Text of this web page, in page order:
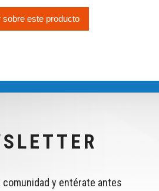
sobre este producto
comunidad y entérate antes